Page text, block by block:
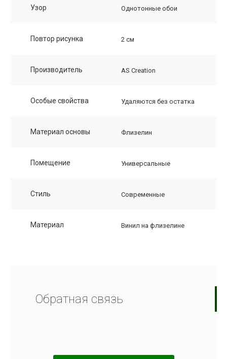
Узор Однотонные обои
Повтор рисунка 2 см
Производитель AS Creation
Особые свойства Удаляются без остатка
Материал основы Флизелин
Помещение Универсальные
Стиль Современные
Материал Винил на флизелине
Обратная связь